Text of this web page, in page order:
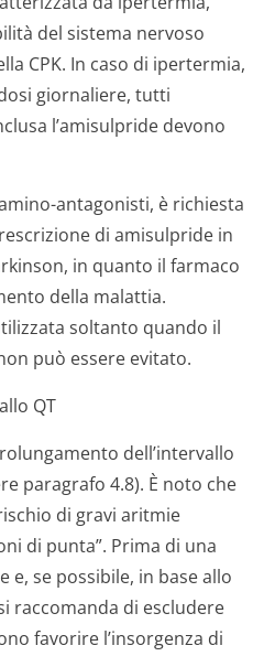
del sistema nervoso
CPK. In caso di ipertermia,
giornaliere, tutti
l’amisulpride devono
antagonisti, è richiesta
di amisulpride in
in quanto il farmaco
della malattia.
soltanto quando il
può essere evitato.
QT
dell’intervallo
paragrafo 4.8). È noto che
di gravi aritmie
di punta”. Prima di una
e, se possibile, in base allo
raccomanda di escludere
favorire l’insorgenza di